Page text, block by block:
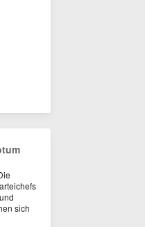
sich